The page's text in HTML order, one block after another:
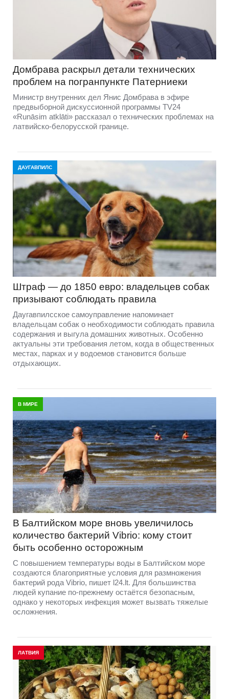
Домбравa раскрыл детали технических
проблем на погранпункте Патерниеки
Министр внутренних дел Янис Домбрава в эфире
предвыборной дискуссионной программы TV24
«Runāsim atklāti» рассказал о технических проблемах на
латвийско-белорусской границе.
ДАУГАВПИЛС
Штраф — до 1850 евро: владельцев собак
призывают соблюдать правила
Даугавпилсское самоуправление напоминает
владельцам собак о необходимости соблюдать правила
содержания и выгула домашних животных. Особенно
актуальны эти требования летом, когда в общественных
местах, парках и у водоемов становится больше
отдыхающих.
В МИРЕ
В Балтийском море вновь увеличилось
количество бактерий Vibrio: кому стоит
быть особенно осторожным
С повышением температуры воды в Балтийском море
создаются благоприятные условия для размножения
бактерий рода Vibrio, пишет l24.lt. Для большинства
людей купание по-прежнему остаётся безопасным,
однако у некоторых инфекция может вызвать тяжелые
осложнения.
ЛАТВИЯ